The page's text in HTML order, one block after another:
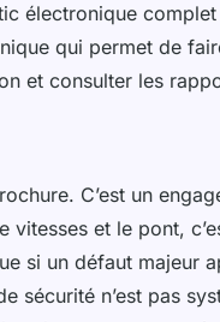
électronique
qui permet de
et consulter les
C’est un
et le pont,
si un défaut majeur
sécurité n’est pas